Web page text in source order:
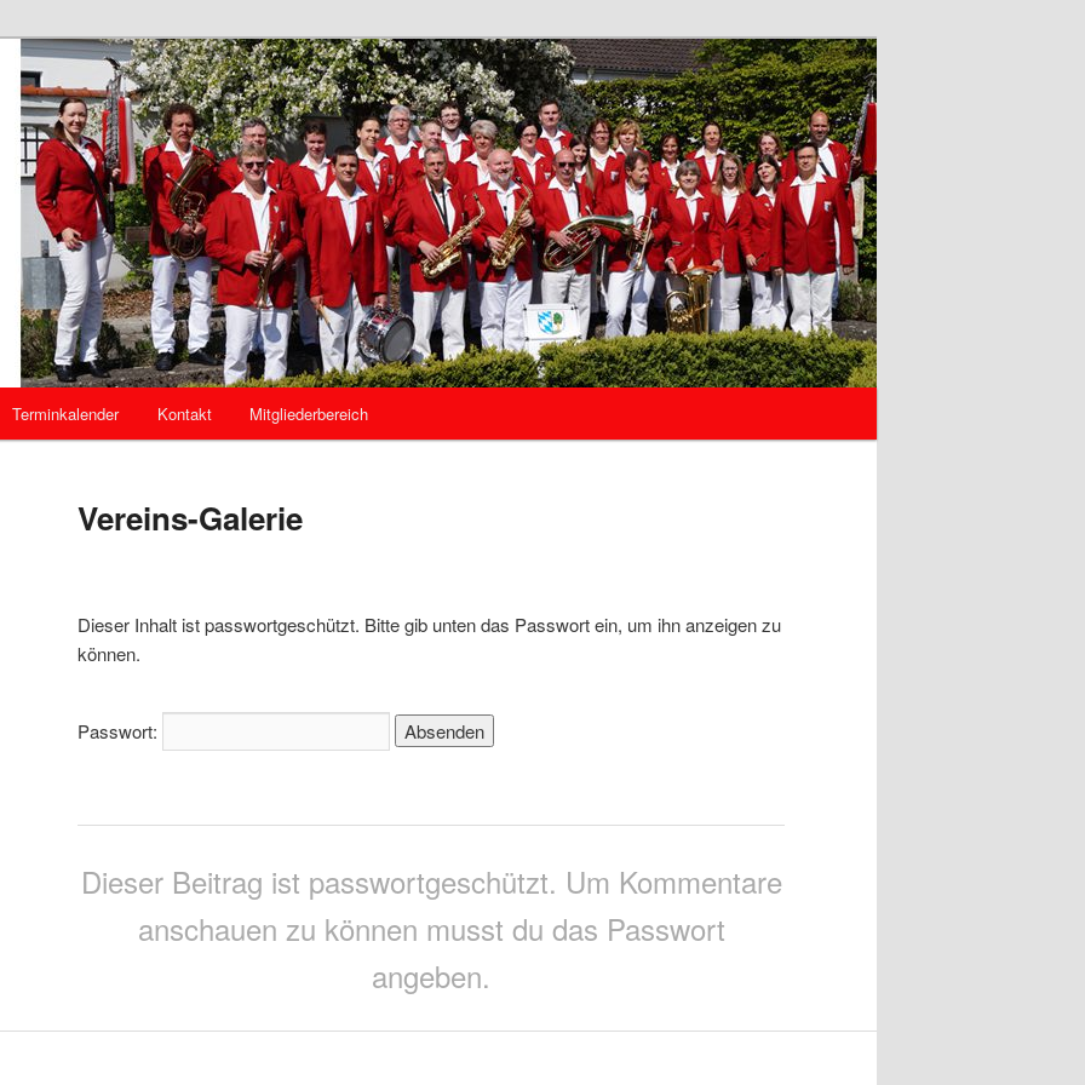
Kösching
Kösching
Terminkalender Kontakt Mitgliederbereich
Vereins-Galerie
Dieser Inhalt ist passwortgeschützt. Bitte gib unten das Passwort ein, um ihn anzeigen zu
können.
Passwort:
Dieser Beitrag ist passwortgeschützt. Um Kommentare
anschauen zu können musst du das Passwort
angeben.